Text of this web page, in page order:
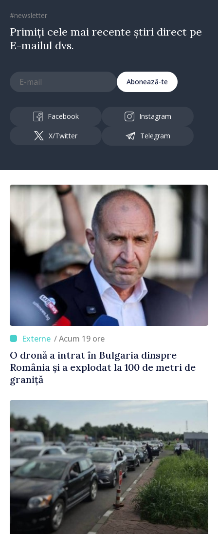
#newsletter
Primiți cele mai recente știri direct pe
E-mailul dvs.
Abonează-te
Facebook Instagram
X/Twitter Telegram
/ Acum 19 ore
O dronă a intrat în Bulgaria dinspre
România și a explodat la 100 de metri de
graniță